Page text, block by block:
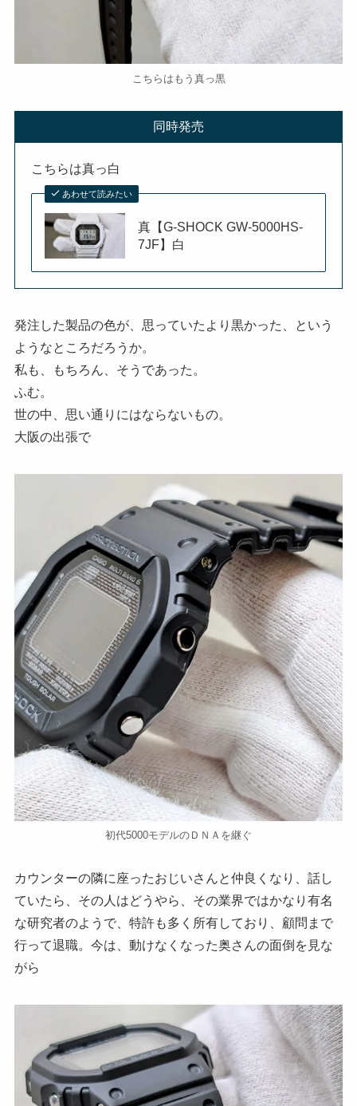
こちらはもう真っ黒
同時発売
こちらは真っ白
あわせて読みたい
真【G-SHOCK GW-5000HS-
7JF】白
発注した製品の色が、思っていたより黒かった、という
ようなところだろうか。
私も、もちろん、そうであった。
ふむ。
世の中、思い通りにはならないもの。
大阪の出張で
初代5000モデルのＤＮＡを継ぐ
カウンターの隣に座ったおじいさんと仲良くなり、話し
ていたら、その人はどうやら、その業界ではかなり有名
な研究者のようで、特許も多く所有しており、顧問まで
行って退職。今は、動けなくなった奥さんの面倒を見な
がら